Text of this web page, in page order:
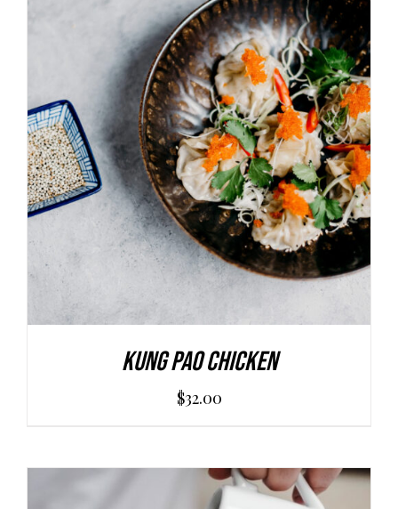
AGGIUNGI AL CARRELLO / DETAILS
Kung Pao Chicken
$32.00